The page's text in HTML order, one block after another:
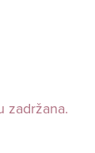
zadržana.